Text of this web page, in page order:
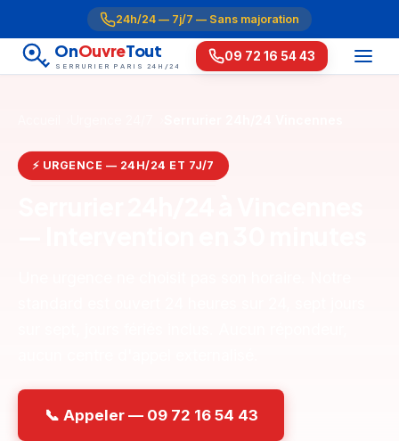
24h/24 — 7j/7 — Sans majoration
OnOuvreTout
SERRURIER PARIS 24H/24
09 72 16 54 43
⚡ URGENCE — 24H/24 ET 7J/7
📞 Appeler — 09 72 16 54 43